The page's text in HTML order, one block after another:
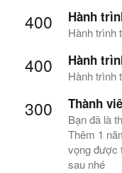
400 Hành
Hành trình
400 Hành
Hành trình
300 Thành
Bạn đã là
Thêm 1
vọng được
sau nhé